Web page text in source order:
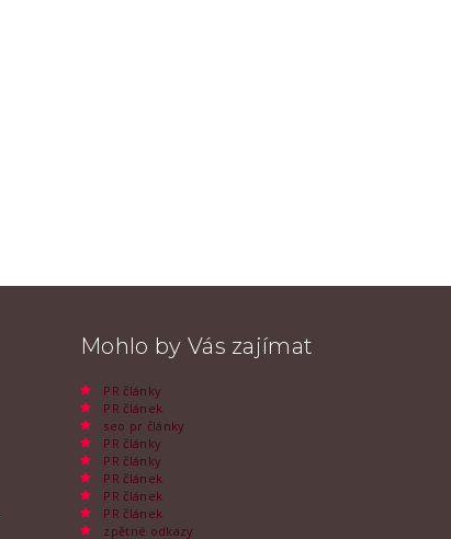
Mohlo by Vás zajímat
PR články
PR článek
seo pr články
PR články
PR články
PR článek
PR článek
PR článek
zpětné odkazy